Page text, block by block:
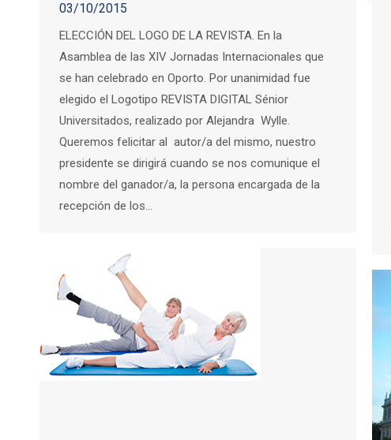
03/10/2015
ELECCIÓN DEL LOGO DE LA REVISTA. En la
Asamblea de las XIV Jornadas Internacionales que
se han celebrado en Oporto. Por unanimidad fue
elegido el Logotipo REVISTA DIGITAL Sénior
Universitados, realizado por Alejandra Wylle.
Queremos felicitar al autor/a del mismo, nuestro
presidente se dirigirá cuando se nos comunique el
nombre del ganador/a, la persona encargada de la
recepción de los…